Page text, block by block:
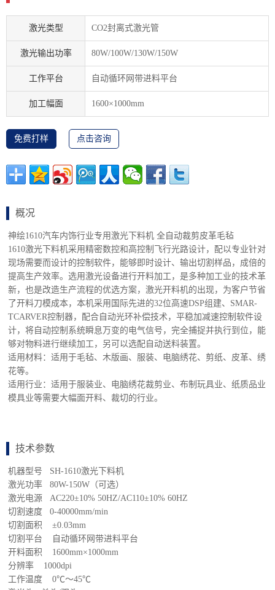
激光类型 CO2封离式激光管
激光输出功率 80W/100W/130W/150W
工作平台 自动循环网带进料平台
加工幅面 1600×1000mm
免费打样 点击咨询
概况
神绘1610汽车内饰行业专用激光下料机 全自动裁剪皮革毛毡
1610激光下料机采用精密数控和高控制飞行光路设计，配以专业针对
现场需要而设计的控制软件，能够即时设计、输出切割样品，成倍的
提高生产效率。选用激光设备进行开料加工，是多种加工业的技术革
新，也是改造生产流程的优选方案，激光开料机的出现，为客户节省
了开料刀模成本，本机采用国际先进的32位高速DSP组建、SMAR-
TCARVER控制器，配合自动光环补偿技术，平稳加减速控制软件设
计，将自动控制系统瞬息万变的电气信号，完全捕捉并执行到位，能
够对物料进行继续加工，另可以选配自动送料装置。
适用材料：适用于毛毡、木版画、服装、电脑绣花、剪纸、皮革、绣
花等。
适用行业：适用于服装业、电脑绣花裁剪业、布制玩具业、纸质品业
模具业等需要大幅面开料、裁切的行业。
技术参数
机器型号 SH-1610激光下料机
激光功率 80W-150W（可选）
激光电源 AC220±10% 50HZ/AC110±10% 60HZ
切割速度 0-40000mm/min
切割面积 ±0.03mm
切割平台 自动循环网带进料平台
开料面积 1600mm×1000mm
分辨率 1000dpi
工作温度 0℃～45℃